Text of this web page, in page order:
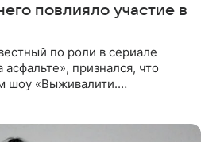
повлияло участие в
по роли в сериале
признался, что
шоу «Выживалити.